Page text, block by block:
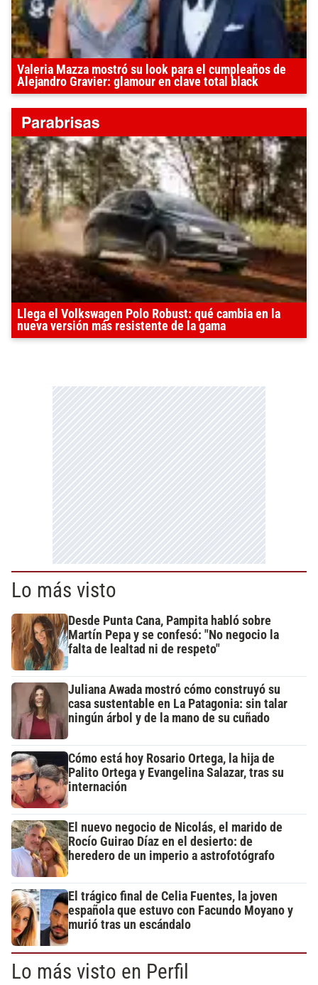
Valeria Mazza mostró su look para el cumpleaños de
Alejandro Gravier: glamour en clave total black
Llega el Volkswagen Polo Robust: qué cambia en la
nueva versión más resistente de la gama
Lo más visto
Desde Punta Cana, Pampita habló sobre
Martín Pepa y se confesó: "No negocio la
falta de lealtad ni de respeto"
Juliana Awada mostró cómo construyó su
casa sustentable en La Patagonia: sin talar
ningún árbol y de la mano de su cuñado
Cómo está hoy Rosario Ortega, la hija de
Palito Ortega y Evangelina Salazar, tras su
internación
El nuevo negocio de Nicolás, el marido de
Rocío Guirao Díaz en el desierto: de
heredero de un imperio a astrofotógrafo
El trágico final de Celia Fuentes, la joven
española que estuvo con Facundo Moyano y
murió tras un escándalo
Lo más visto en Perfil